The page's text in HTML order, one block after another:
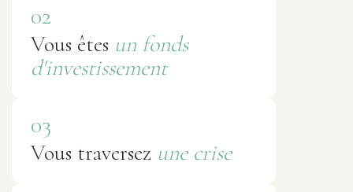
02
Vous êtes un fonds
d'investissement
03
Vous traversez une crise